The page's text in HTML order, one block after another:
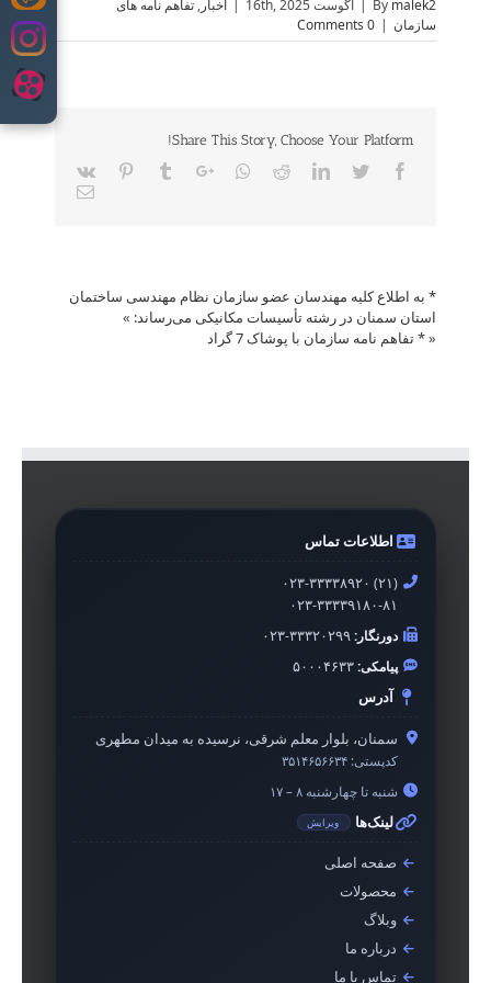
content
By malek2
| آگوست 16th, 2025 | اخبار, تفاهم نامه های
سازمان |
0 Comments
Share This Story, Choose Your Platform!
Facebook
Twitter
LinkedIn
Reddit
Whatsapp
Google+
Tumblr
Pinterest
Vk
Email
* به اطلاع کلیه مهندسان عضو سازمان نظام مهندسی ساختمان
استان سمنان در رشته تأسیسات مکانیکی می‌رساند: »
«* تفاهم نامه سازمان با پوشاک 7 گراد
اطلاعات تماس
۰۲۳-۳۳۳۳۸۹۲۰ (۲۱)
۰۲۳-۳۳۳۳۹۱۸۰-۸۱
دورنگار:۰۲۳-۳۳۳۲۰۲۹۹
پیامکی:۵۰۰۰۴۶۳۳
آدرس
سمنان، بلوار معلم شرقی، نرسیده به میدان مطهری
کدپستی: ۳۵۱۴۶۵۶۶۳۴
شنبه تا چهارشنبه ۸ – ۱۷
لینک‌ها ویرایش
صفحه اصلی
محصولات
وبلاگ
درباره ما
تماس با ما